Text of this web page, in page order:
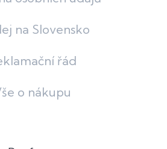
na Slovensko
řád
o nákupu